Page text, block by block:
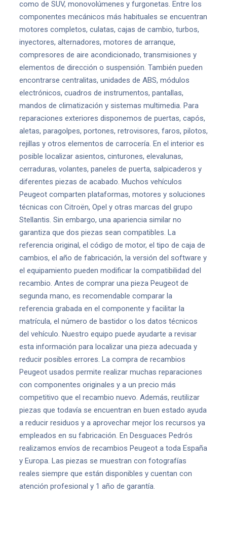
como de SUV, monovolúmenes y furgonetas. Entre los
componentes mecánicos más habituales se encuentran
motores completos, culatas, cajas de cambio, turbos,
inyectores, alternadores, motores de arranque,
compresores de aire acondicionado, transmisiones y
elementos de dirección o suspensión. También pueden
encontrarse centralitas, unidades de ABS, módulos
electrónicos, cuadros de instrumentos, pantallas,
mandos de climatización y sistemas multimedia. Para
reparaciones exteriores disponemos de puertas, capós,
aletas, paragolpes, portones, retrovisores, faros, pilotos,
rejillas y otros elementos de carrocería. En el interior es
posible localizar asientos, cinturones, elevalunas,
cerraduras, volantes, paneles de puerta, salpicaderos y
diferentes piezas de acabado. Muchos vehículos
Peugeot comparten plataformas, motores y soluciones
técnicas con Citroën, Opel y otras marcas del grupo
Stellantis. Sin embargo, una apariencia similar no
garantiza que dos piezas sean compatibles. La
referencia original, el código de motor, el tipo de caja de
cambios, el año de fabricación, la versión del software y
el equipamiento pueden modificar la compatibilidad del
recambio. Antes de comprar una pieza Peugeot de
segunda mano, es recomendable comparar la
referencia grabada en el componente y facilitar la
matrícula, el número de bastidor o los datos técnicos
del vehículo. Nuestro equipo puede ayudarte a revisar
esta información para localizar una pieza adecuada y
reducir posibles errores. La compra de recambios
Peugeot usados permite realizar muchas reparaciones
con componentes originales y a un precio más
competitivo que el recambio nuevo. Además, reutilizar
piezas que todavía se encuentran en buen estado ayuda
a reducir residuos y a aprovechar mejor los recursos ya
empleados en su fabricación. En Desguaces Pedrós
realizamos envíos de recambios Peugeot a toda España
y Europa. Las piezas se muestran con fotografías
reales siempre que están disponibles y cuentan con
atención profesional y 1 año de garantía.